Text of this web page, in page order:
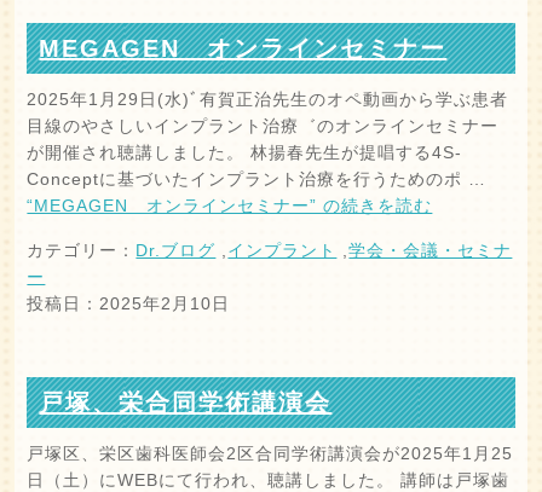
MEGAGEN オンラインセミナー
2025年1月29日(水)ﾞ有賀正治先生のオペ動画から学ぶ患者
目線のやさしいインプラント治療゛のオンラインセミナー
が開催され聴講しました。 林揚春先生が提唱する4S-
Conceptに基づいたインプラント治療を行うためのポ …
“MEGAGEN オンラインセミナー” の続きを読む
カテゴリー： Dr.ブログ ,インプラント ,学会・会議・セミナ
ー
投稿日：2025年2月10日
戸塚、栄合同学術講演会
戸塚区、栄区歯科医師会2区合同学術講演会が2025年1月25
日（土）にWEBにて行われ、聴講しました。 講師は戸塚歯